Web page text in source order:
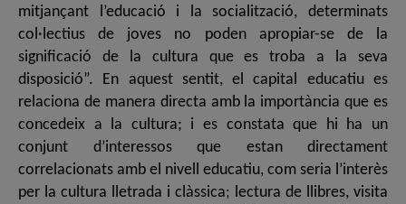
mitjançant l’educació i la socialització, determinats
col·lectius de joves no poden apropiar-se de la
significació de la cultura que es troba a la seva
disposició”. En aquest sentit, el capital educatiu es
relaciona de manera directa amb la importància que es
concedeix a la cultura; i es constata que hi ha un
conjunt d’interessos que estan directament
correlacionats amb el nivell educatiu, com seria l’interès
per la cultura lletrada i clàssica; lectura de llibres, visita